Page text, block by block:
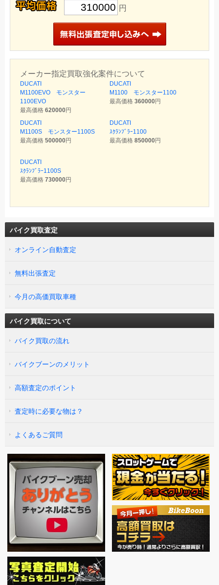
310000 円
メーカー指定買取強化案件について
DUCATI
M1100EVO モンスター
1100EVO
最高価格 620000円
DUCATI
M1100 モンスター1100
最高価格 360000円
DUCATI
M1100S モンスター1100S
最高価格 500000円
DUCATI
ｽｸﾗﾝﾌﾞﾗｰ1100
最高価格 850000円
DUCATI
ｽｸﾗﾝﾌﾞﾗｰ1100S
最高価格 730000円
バイク買取査定
オンライン自動査定
無料出張査定
今月の高価買取車種
バイク買取について
バイク買取の流れ
バイクブーンのメリット
高額査定のポイント
査定時に必要な物は？
よくあるご質問